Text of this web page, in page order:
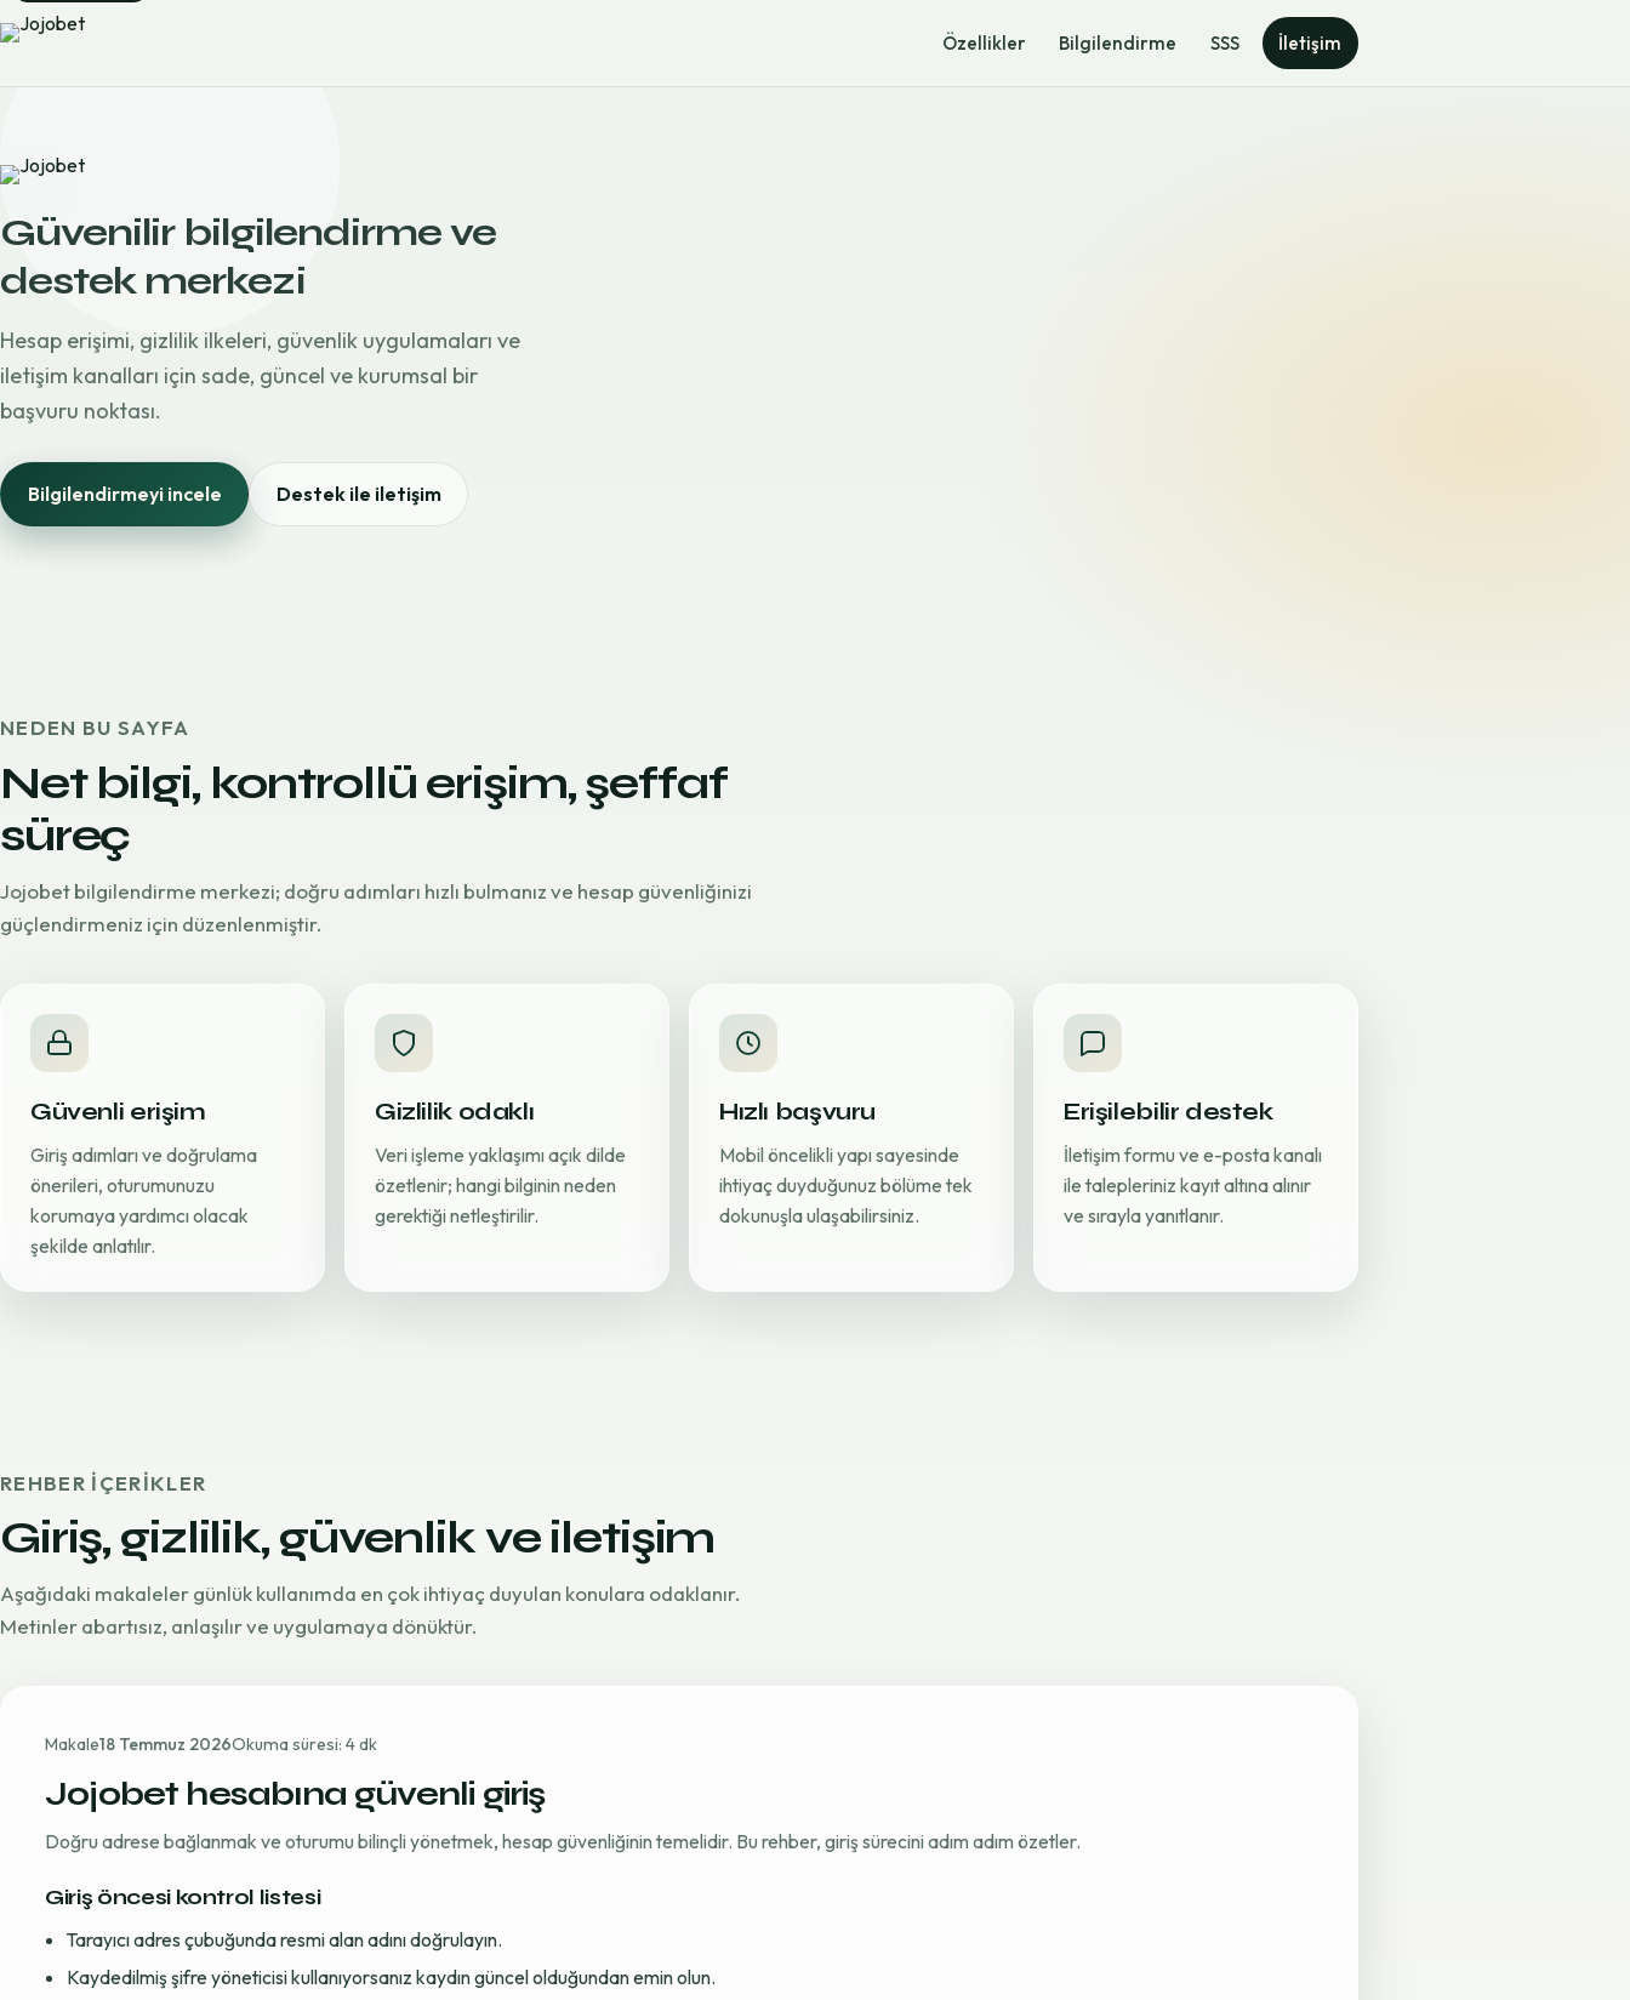
Özellikler Bilgilendirme SSS İletişim
Güvenilir bilgilendirme ve
destek merkezi
Hesap erişimi, gizlilik ilkeleri, güvenlik uygulamaları ve
iletişim kanalları için sade, güncel ve kurumsal bir
başvuru noktası.
Bilgilendirmeyi incele Destek ile iletişim
NEDEN BU SAYFA
Net bilgi, kontrollü erişim, şeffaf
süreç
Jojobet bilgilendirme merkezi; doğru adımları hızlı bulmanız ve hesap güvenliğinizi
güçlendirmeniz için düzenlenmiştir.
Güvenli erişim
Giriş adımları ve doğrulama
önerileri, oturumunuzu
korumaya yardımcı olacak
şekilde anlatılır.
Gizlilik odaklı
Veri işleme yaklaşımı açık dilde
özetlenir; hangi bilginin neden
gerektiği netleştirilir.
Hızlı başvuru
Mobil öncelikli yapı sayesinde
ihtiyaç duyduğunuz bölüme tek
dokunuşla ulaşabilirsiniz.
Erişilebilir destek
İletişim formu ve e-posta kanalı
ile talepleriniz kayıt altına alınır
ve sırayla yanıtlanır.
REHBER IÇERIKLER
Giriş, gizlilik, güvenlik ve iletişim
Aşağıdaki makaleler günlük kullanımda en çok ihtiyaç duyulan konulara odaklanır.
Metinler abartısız, anlaşılır ve uygulamaya dönüktür.
Makale18 Temmuz 2026Okuma süresi: 4 dk
Jojobet hesabına güvenli giriş
Doğru adrese bağlanmak ve oturumu bilinçli yönetmek, hesap güvenliğinin temelidir. Bu rehber, giriş sürecini adım adım özetler.
Giriş öncesi kontrol listesi
Tarayıcı adres çubuğunda resmi alan adını doğrulayın.
Kaydedilmiş şifre yöneticisi kullanıyorsanız kaydın güncel olduğundan emin olun.